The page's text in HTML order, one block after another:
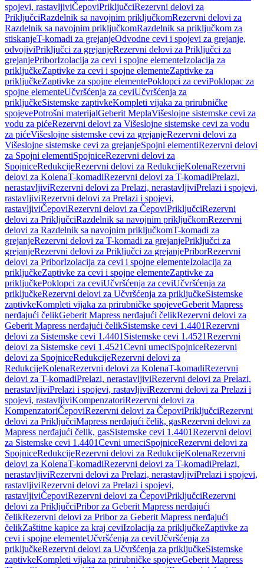
spojevi, rastavljiviČepoviPriključciRezervni delovi za
PriključciRazdelnik sa navojnim priključkomRezervni delovi za
Razdelnik sa navojnim priključkomRazdelnik sa priključkom za
stiskanjeT-komadi za grejanjeOdvodne cevi i spojevi za grejanje,
odvojiviPriključci za grejanjeRezervni delovi za Priključci za
grejanjePriborIzolacija za cevi i spojne elementeIzolacija za
priključkeZaptivke za cevi i spojne elementeZaptivke za
priključkeZaptivke za spojne elementePoklopci za ceviPoklopac za
spojne elementeUčvršćenja za ceviUčvršćenja za
priključkeSistemske zaptivkeKompleti vijaka za prirubničke
spojevePotrošni materijalGeberit MeplaVišeslojne sistemske cevi za
vodu za pićeRezervni delovi za Višeslojne sistemske cevi za vodu
za pićeVišeslojne sistemske cevi za grejanjeRezervni delovi za
Višeslojne sistemske cevi za grejanjeSpojni elementiRezervni delovi
za Spojni elementiSpojniceRezervni delovi za
SpojniceRedukcijeRezervni delovi za RedukcijeKolenaRezervni
delovi za KolenaT-komadiRezervni delovi za T-komadiPrelazi,
nerastavljiviRezervni delovi za Prelazi, nerastavljiviPrelazi i spojevi,
rastavljiviRezervni delovi za Prelazi i spojevi,
rastavljiviČepoviRezervni delovi za ČepoviPriključciRezervni
delovi za PriključciRazdelnik sa navojnim priključkomRezervni
delovi za Razdelnik sa navojnim priključkomT-komadi za
grejanjeRezervni delovi za T-komadi za grejanjePriključci za
grejanjeRezervni delovi za Priključci za grejanjePriborRezervni
delovi za PriborIzolacija za cevi i spojne elementeIzolacija za
priključkeZaptivke za cevi i spojne elementeZaptivke za
priključkePoklopci za ceviUčvršćenja za ceviUčvršćenja za
priključkeRezervni delovi za Učvršćenja za priključkeSistemske
zaptivkeKompleti vijaka za prirubničke spojeveGeberit Mapress
nerđajući čelikGeberit Mapress nerđajući čelikRezervni delovi za
Geberit Mapress nerđajući čelikSistemske cevi 1.4401Rezervni
delovi za Sistemske cevi 1.4401 Sistemske cevi 1.4521Rezervni
delovi za Sistemske cevi 1.4521Cevni umeciSpojniceRezervni
delovi za SpojniceRedukcijeRezervni delovi za
RedukcijeKolenaRezervni delovi za KolenaT-komadiRezervni
delovi za T-komadiPrelazi, nerastavljiviRezervni delovi za Prelazi,
nerastavljiviPrelazi i spojevi, rastavljiviRezervni delovi za Prelazi i
spojevi, rastavljiviKompenzatoriRezervni delovi za
KompenzatoriČepoviRezervni delovi za ČepoviPriključciRezervni
delovi za PriključciMapress nerđajući čelik, gasRezervni delovi za
Mapress nerđajući čelik, gasSistemske cevi 1.4401Rezervni delovi
za Sistemske cevi 1.4401Cevni umeciSpojniceRezervni delovi za
SpojniceRedukcijeRezervni delovi za RedukcijeKolenaRezervni
delovi za KolenaT-komadiRezervni delovi za T-komadiPrelazi,
nerastavljiviRezervni delovi za Prelazi, nerastavljiviPrelazi i spojevi,
rastavljiviRezervni delovi za Prelazi i spojevi,
rastavljiviČepoviRezervni delovi za ČepoviPriključciRezervni
delovi za PriključciPribor za Geberit Mapress nerđajući
čelikRezervni delovi za Pribor za Geberit Mapress nerđajući
čelikZaštitne kapice za kraj ceviIzolacija za priključkeZaptivke za
cevi i spojne elementeUčvršćenja za ceviUčvršćenja za
priključkeRezervni delovi za Učvršćenja za priključkeSistemske
zaptivkeKompleti vijaka za prirubničke spojeveGeberit Mapress